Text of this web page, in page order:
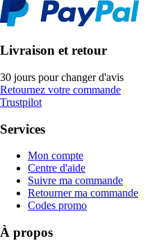
Livraison et retour
30 jours pour changer d'avis
Retournez votre commande
Trustpilot
Services
Mon compte
Centre d'aide
Suivre ma commande
Retourner ma commande
Codes promo
À propos